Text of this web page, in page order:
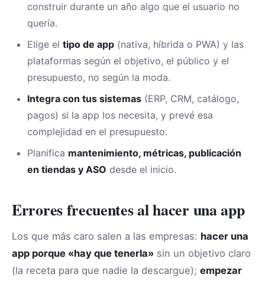
construir durante un año algo que el usuario no
quería.
Elige el tipo de app (nativa, híbrida o PWA) y las
plataformas según el objetivo, el público y el
presupuesto, no según la moda.
Integra con tus sistemas (ERP, CRM, catálogo,
pagos) si la app los necesita, y prevé esa
complejidad en el presupuesto.
Planifica mantenimiento, métricas, publicación
en tiendas y ASO desde el inicio.
Errores frecuentes al hacer una app
Los que más caro salen a las empresas: hacer una
app porque «hay que tenerla» sin un objetivo claro
(la receta para que nadie la descargue); empezar